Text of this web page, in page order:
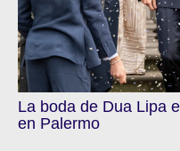
La boda de Dua Lipa
en Palermo